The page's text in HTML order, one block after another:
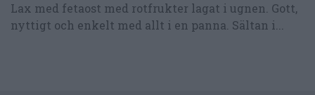
Lax med fetaost med rotfrukter lagat i ugnen. Gott,
nyttigt och enkelt med allt i en panna. Sältan i...